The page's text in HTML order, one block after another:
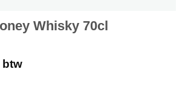
Whisky 70cl
btw